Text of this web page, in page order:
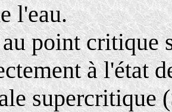
l'eau.
point critique
à l'état
supercritique